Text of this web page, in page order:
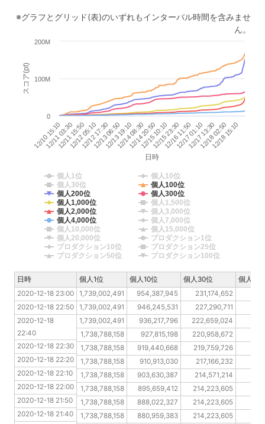
※グラフとグリッド(表)のいずれもインターバル時間を含みませ
ん。
日時
スコア(pt)
12/10 15:10
12/11 03:30
12/11 15:50
12/12 05:10
12/12 17:30
12/13 06:50
12/13 19:10
12/14 08:30
12/14 20:50
12/15 10:10
12/15 23:30
12/16 11:50
12/17 01:10
12/17 13:30
12/18 02:50
12/18 15:10
0
100M
200M
個人1位
個人10位
個人30位
個人100位
個人200位
個人300位
個人1,000位
個人1,500位
個人2,000位
個人3,000位
個人4,000位
個人7,000位
個人10,000位
個人15,000位
個人20,000位
プロダクション1位
プロダクション10位
プロダクション25位
プロダクション50位
プロダクション100位
2020-12-18 23:00 1,739,002,491 954,387,945 231,174,652
2020-12-18 22:50
1,739,002,491 946,245,531 227,290,711
2020-12-18 22:40
1,739,002,491 936,217,796 222,659,024
2020-12-18 22:30
1,738,788,158 927,815,198 220,958,672
2020-12-18 22:20
1,738,788,158 919,440,668 219,759,726
2020-12-18 22:10
1,738,788,158 910,913,030 217,166,232
2020-12-18 22:00
1,738,788,158 903,630,387 214,571,214
2020-12-18 21:50
1,738,788,158 895,659,412 214,223,605
2020-12-18 21:40
1,738,788,158 888,022,327 214,223,605
2020-12-18 21:30
1,738,788,158 880,959,383 214,223,605
日時 個人1位 個人10位 個人30位
個人
2020-12-18 23:00
2020-12-18 22:50
2020-12-18
22:40
2020-12-18 22:30
2020-12-18 22:20
2020-12-18 22:10
2020-12-18 22:00
2020-12-18 21:50
2020-12-18 21:40
日時